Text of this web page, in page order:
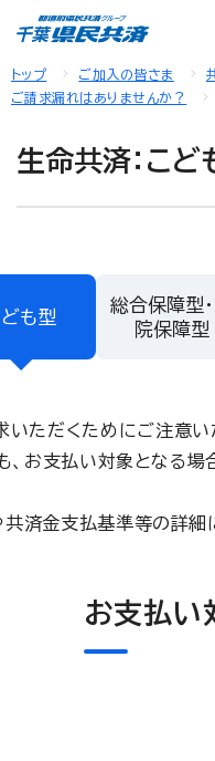
トップ ご加入の皆さま
ご請求漏れはありませんか？
生命共済：こど
も型
総合保障型
院保障型
ただくためにご注意い
、お支払い対象となる場
済金支払基準等の詳細
お支払い